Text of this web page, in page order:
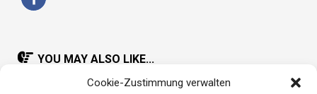
Cookie-Zustimmung verwalten
YOU MAY ALSO LIKE...